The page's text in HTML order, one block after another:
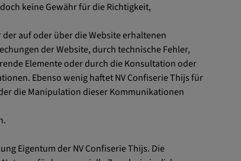
keine Gewähr für die Richtigkeit,
auf oder über die Website erhaltenen
der Website, durch technische Fehler,
Elemente oder durch die Konsultation oder
Ebenso wenig haftet NV Confiserie Thijs für
die Manipulation dieser Kommunikationen
Eigentum der NV Confiserie Thijs. Die